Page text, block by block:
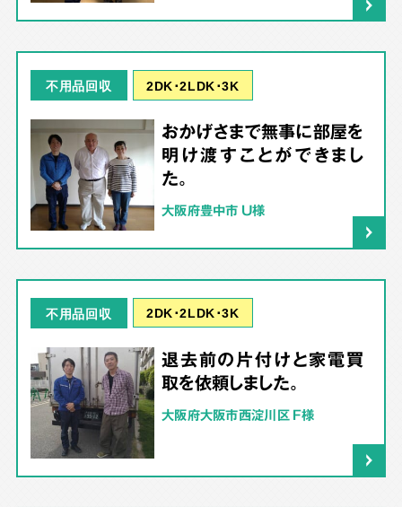
不用品回収 2DK･2LDK･3K
おかげさまで無事に部屋を
明け渡すことができまし
た。
大阪府豊中市 U様
不用品回収 2DK･2LDK･3K
退去前の片付けと家電買
取を依頼しました。
大阪府大阪市西淀川区 F様